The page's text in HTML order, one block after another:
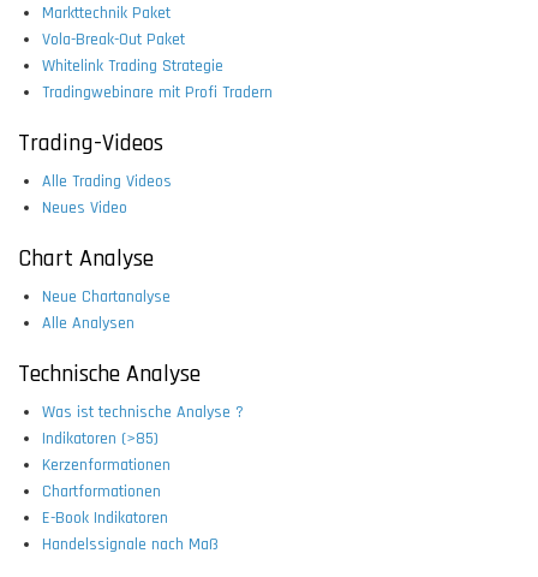
Markttechnik Paket
Vola-Break-Out Paket
Whitelink Trading Strategie
Tradingwebinare mit Profi Tradern
Trading-Videos
Alle Trading Videos
Neues Video
Chart Analyse
Neue Chartanalyse
Alle Analysen
Technische Analyse
Was ist technische Analyse ?
Indikatoren (>85)
Kerzenformationen
Chartformationen
E-Book Indikatoren
Handelssignale nach Maß